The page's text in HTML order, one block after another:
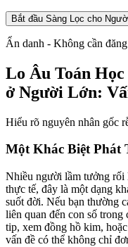
Bắt đầu Sàng Lọc cho
Ẩn danh - Không cần
Lo Âu Toán
ở Người Lớn:
Hiểu rõ nguyên nhân gốc
Một Khác Biệt
Nhiều người lầm tưởng rối
thực tế, đây là một dạng
suốt đời. Nếu bạn thường
liên quan đến con số
tip, xem đồng hồ kim,
vấn đề có thể không chỉ